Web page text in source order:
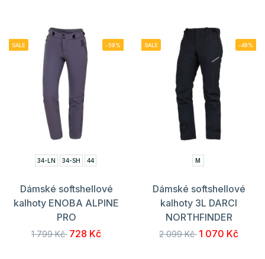
SALE -59%
34-LN 34-SH 44
Dámské softshellové
kalhoty ENOBA ALPINE
PRO
1 799 Kč 728 Kč
SALE -49%
M
Dámské softshellové
kalhoty 3L DARCI
NORTHFINDER
2 099 Kč 1 070 Kč